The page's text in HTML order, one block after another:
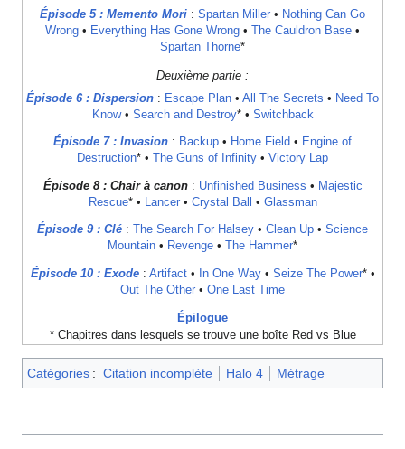
Épisode 5 : Memento Mori : Spartan Miller • Nothing Can Go
Wrong • Everything Has Gone Wrong • The Cauldron Base •
Spartan Thorne*
Deuxième partie :
Épisode 6 : Dispersion : Escape Plan • All The Secrets • Need To
Know• Search and Destroy* • Switchback
Épisode 7 : Invasion : Backup • Home Field • Engine of
Destruction* • The Guns of Infinity • Victory Lap
Épisode 8 : Chair à canon: Unfinished Business • Majestic
Rescue* • Lancer• Crystal Ball • Glassman
Épisode 9 : Clé : The Search For Halsey • Clean Up • Science
Mountain • Revenge • The Hammer*
Épisode 10 : Exode: Artifact• In One Way• Seize The Power* •
Out The Other • One Last Time
Épilogue
* Chapitres dans lesquels se trouve une boîte Red vs Blue
Catégories : Citation incomplète Halo 4 Métrage